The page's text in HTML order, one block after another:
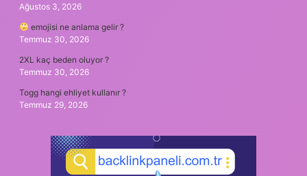
Ağustos 3, 2026
emojisi ne anlama gelir ?
Temmuz 30, 2026
2XL kaç beden oluyor ?
Temmuz 30, 2026
Togg hangi ehliyet kullanır ?
Temmuz 29, 2026